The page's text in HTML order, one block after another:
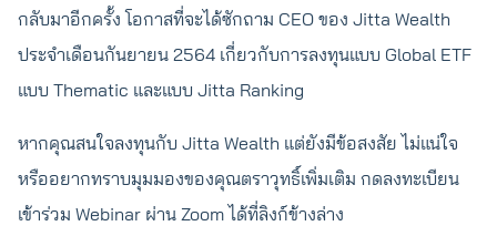
กลับมาอีกครั้ง โอกาสที่จะได้ซักถาม CEO ของ Jitta Wealth
ประจำเดือนกันยายน 2564 เกี่ยวกับการลงทุนแบบ Global ETF
แบบ Thematic และแบบ Jitta Ranking
หากคุณสนใจลงทุนกับ Jitta Wealth แต่ยังมีข้อสงสัย ไม่แน่ใจ
หรืออยากทราบมุมมองของคุณตราวุทธิ์เพิ่มเติม กดลงทะเบียน
เข้าร่วม Webinar ผ่าน Zoom ได้ที่ลิงก์ข้างล่าง